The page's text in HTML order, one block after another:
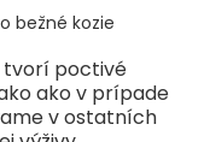
bežné kozie
tvorí poctivé
ako v prípade
v ostatních